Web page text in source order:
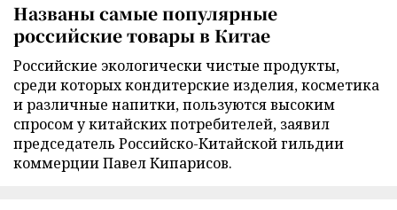
Названы самые популярные
российские товары в Китае
Российские экологически чистые продукты,
среди которых кондитерские изделия, косметика
и различные напитки, пользуются высоким
спросом у китайских потребителей, заявил
председатель Российско-Китайской гильдии
коммерции Павел Кипарисов.